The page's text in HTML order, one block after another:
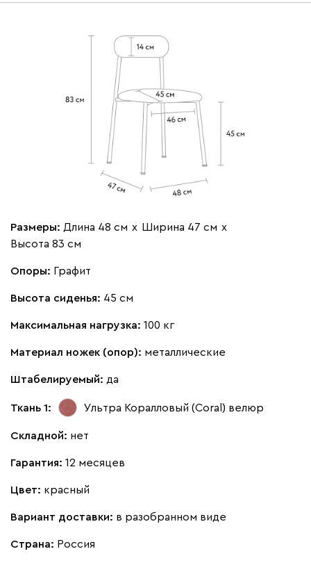
Размеры: Длина 48 см х Ширина 47 см х
Высота 83 см
Опоры: Графит
Высота сиденья: 45 см
Максимальная нагрузка: 100 кг
Материал ножек (опор): металлические
Штабелируемый: да
Ткань 1: Ультра Коралловый (Coral) велюр
Складной: нет
Гарантия: 12 месяцев
Цвет: красный
Вариант доставки: в разобранном виде
Страна: Россия